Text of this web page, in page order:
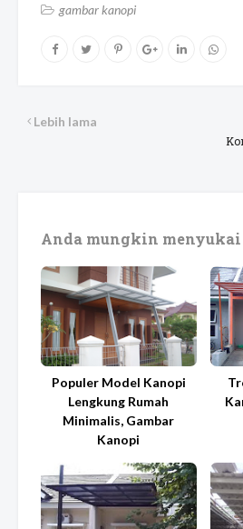
gambar kanopi
Lebih lama
Anda mungkin
Populer Model Kanopi
Lengkung Rumah
Minimalis, Gambar
Kanopi